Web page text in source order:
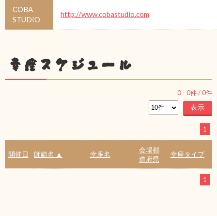
COBA
STUDIO
http://www.cobastudio.com
幸座スケジュール
0 - 0件 /0件
1
開催日 師範名 ▲ 幸座名
会場都
道府県
幸座タイプ
1